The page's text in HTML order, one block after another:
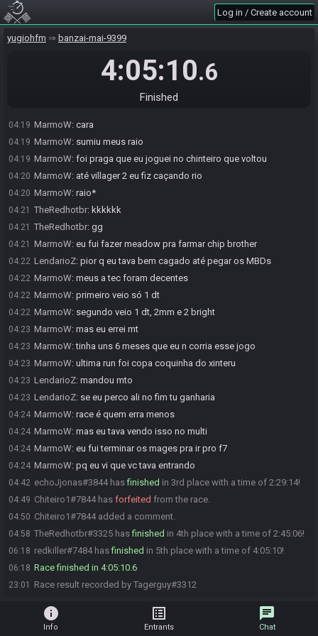
Log in / Create account
yugiohfm banzai-mai-9399
4:05:10.6
Finished
04:03
04:04 Kromer:como compete desse jeito
04:04 Chiteiro1:ata po
Kromer#5197 added a comment.
finished in 2nd place with a time of 2:01:55!
04:19 MarmoW: cara
04:19 MarmoW: sumiu meus raio
04:19 MarmoW: foi praga que eu joguei no chinteiro que voltou
04:20 MarmoW: até villager 2 eu fiz caçando rio
04:20 MarmoW: raio*
04:21 TheRedhotbr: kkkkkk
04:21 TheRedhotbr: gg
04:21 MarmoW: eu fui fazer meadow pra farmar chip brother
04:22 LendarioZ: pior q eu tava bem cagado até pegar os MBDs
04:22 MarmoW: meus a tec foram decentes
04:22 MarmoW: primeiro veio só 1 dt
04:22 MarmoW: segundo veio 1 dt, 2mm e 2 bright
04:23 MarmoW: mas eu errei mt
04:23 MarmoW:tinha uns 6 meses que eu n corria esse jogo
04:23 MarmoW: ultima run foi copa coquinha do xinteru
04:23 LendarioZ: mandou mto
04:23 LendarioZ: se eu perco ali no fim tu ganharia
04:24 MarmoW: race é quem erra menos
04:24 MarmoW: mas eu tava vendo isso no multi
04:24 MarmoW: eu fui terminar os mages pra ir pro f7
04:24 MarmoW: pq eu vi que vc tava entrando
04:42 echoJjonas#3844 hasfinished in 3rd place with a time of 2:29:14!
04:49 Chiteiro1#7844 has forfeited from the race.
04:50 Chiteiro1#7844 added a comment.
04:58 TheRedhotbr#3325 hasfinished in 4th place with a time of 2:45:06!
06:18 redkiller#7484 hasfinished in 5th place with a time of 4:05:10!
06:18 Race finished in 4:05:10.6
23:01 Race result recorded by Tagerguy#3312
info
Info
list_alt
Entrants
chat
Chat